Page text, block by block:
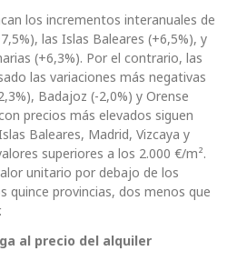
los incrementos interanuales de
las Islas Baleares (+6,5%), y
(+6,3%). Por el contrario, las
las variaciones más negativas
Badajoz (-2,0%) y Orense
precios más elevados siguen
Baleares, Madrid, Vizcaya y
superiores a los 2.000 €/m².
unitario por debajo de los
quince provincias, dos menos que
al precio del alquiler